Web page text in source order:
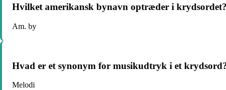
Hvilket amerikansk bynavn optræder i krydsordet?
Am. by
Hvad er et synonym for musikudtryk i et
Melodi